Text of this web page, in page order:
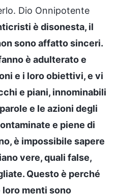
Dio Onnipotente
è disonesta, il
sono affatto sinceri.
è adulterato e
e i loro obiettivi, e vi
e piani, innominabili
e le azioni degli
e piene di
è impossibile sapere
vere, quali false,
Questo è perché
menti sono